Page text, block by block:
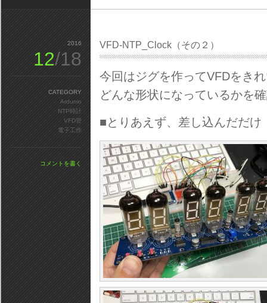
VFD-NTP_Clock（その２）
今回はジグを作ってVFDをき
どんな形状になっているかを
■とりあえず、差し込んだだけ
2016
12/18
CATEGORY
Ardunio
NTP時計
VFD管
電子工作
コメントを書く